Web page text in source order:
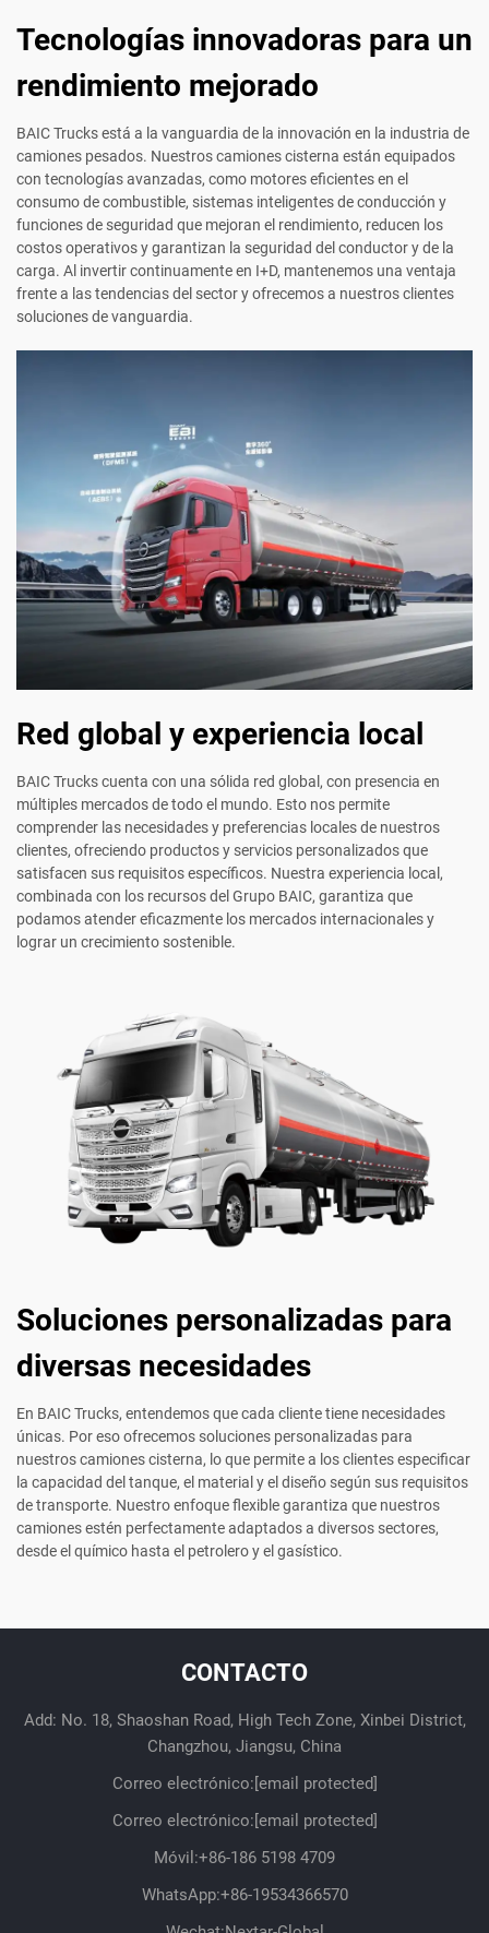
Tecnologías innovadoras para un
rendimiento mejorado
BAIC Trucks está a la vanguardia de la innovación en la industria de
camiones pesados. Nuestros camiones cisterna están equipados
con tecnologías avanzadas, como motores eficientes en el
consumo de combustible, sistemas inteligentes de conducción y
funciones de seguridad que mejoran el rendimiento, reducen los
costos operativos y garantizan la seguridad del conductor y de la
carga. Al invertir continuamente en I+D, mantenemos una ventaja
frente a las tendencias del sector y ofrecemos a nuestros clientes
soluciones de vanguardia.
Red global y experiencia local
BAIC Trucks cuenta con una sólida red global, con presencia en
múltiples mercados de todo el mundo. Esto nos permite
comprender las necesidades y preferencias locales de nuestros
clientes, ofreciendo productos y servicios personalizados que
satisfacen sus requisitos específicos. Nuestra experiencia local,
combinada con los recursos del Grupo BAIC, garantiza que
podamos atender eficazmente los mercados internacionales y
lograr un crecimiento sostenible.
Soluciones personalizadas para
diversas necesidades
En BAIC Trucks, entendemos que cada cliente tiene necesidades
únicas. Por eso ofrecemos soluciones personalizadas para
nuestros camiones cisterna, lo que permite a los clientes especificar
la capacidad del tanque, el material y el diseño según sus requisitos
de transporte. Nuestro enfoque flexible garantiza que nuestros
camiones estén perfectamente adaptados a diversos sectores,
desde el químico hasta el petrolero y el gasístico.
CONTACTO
Add: No. 18, Shaoshan Road, High Tech Zone, Xinbei District,
Changzhou, Jiangsu, China
Correo electrónico:[email protected]
Correo electrónico:[email protected]
Móvil:+86-186 5198 4709
WhatsApp:+86-19534366570